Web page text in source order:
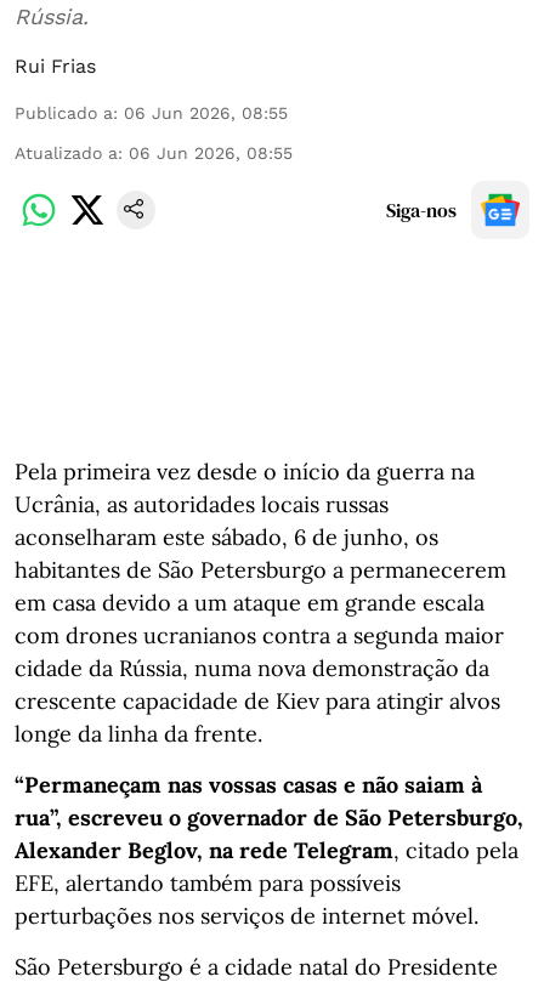
Rússia.
Rui Frias
Publicado a: 06 Jun 2026, 08:55
Atualizado a: 06 Jun 2026, 08:55
Siga-nos
Pela primeira vez desde o início da guerra na
Ucrânia, as autoridades locais russas
aconselharam este sábado, 6 de junho, os
habitantes de São Petersburgo a permanecerem
em casa devido a um ataque em grande escala
com drones ucranianos contra a segunda maior
cidade da Rússia, numa nova demonstração da
crescente capacidade de Kiev para atingir alvos
longe da linha da frente.
“Permaneçam nas vossas casas e não saiam à
rua”, escreveu o governador de São Petersburgo,
Alexander Beglov, na rede Telegram, citado pela
EFE, alertando também para possíveis
perturbações nos serviços de internet móvel.
São Petersburgo é a cidade natal do Presidente